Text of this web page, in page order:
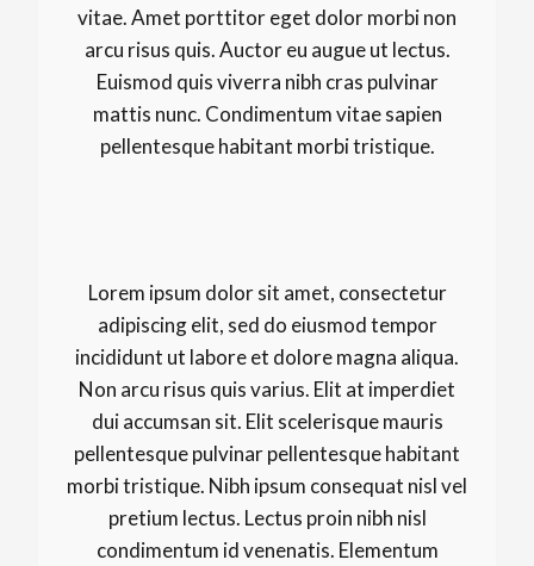
vitae. Amet porttitor eget dolor morbi non
arcu risus quis. Auctor eu augue ut lectus.
Euismod quis viverra nibh cras pulvinar
mattis nunc. Condimentum vitae sapien
pellentesque habitant morbi tristique.
Lorem ipsum dolor sit amet, consectetur
adipiscing elit, sed do eiusmod tempor
incididunt ut labore et dolore magna aliqua.
Non arcu risus quis varius. Elit at imperdiet
dui accumsan sit. Elit scelerisque mauris
pellentesque pulvinar pellentesque habitant
morbi tristique. Nibh ipsum consequat nisl vel
pretium lectus. Lectus proin nibh nisl
condimentum id venenatis. Elementum